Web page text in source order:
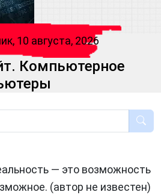
10 августа, 2026
Компьютерное
— это возможность
(автор не известен)